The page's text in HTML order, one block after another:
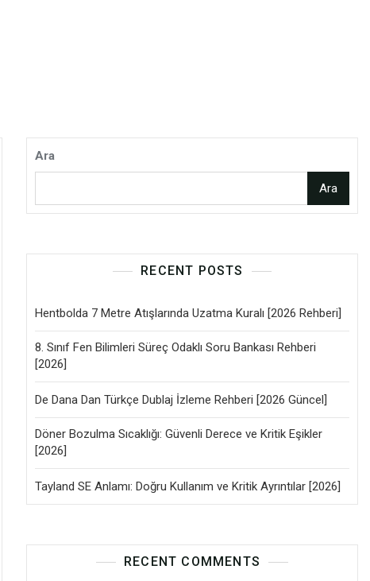
Ara
Ara
RECENT POSTS
Hentbolda 7 Metre Atışlarında Uzatma Kuralı [2026 Rehberi]
8. Sınıf Fen Bilimleri Süreç Odaklı Soru Bankası Rehberi
[2026]
De Dana Dan Türkçe Dublaj İzleme Rehberi [2026 Güncel]
Döner Bozulma Sıcaklığı: Güvenli Derece ve Kritik Eşikler
[2026]
Tayland SE Anlamı: Doğru Kullanım ve Kritik Ayrıntılar [2026]
RECENT COMMENTS